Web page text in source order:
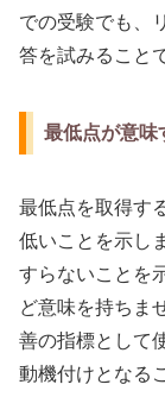
での受験でも、
答を試みること
最低点が意味
最低点を取得す
低いことを示し
すらないことを
ど意味を持ちま
善の指標として
動機付けとなる